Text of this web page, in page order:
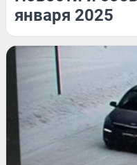
января 2025